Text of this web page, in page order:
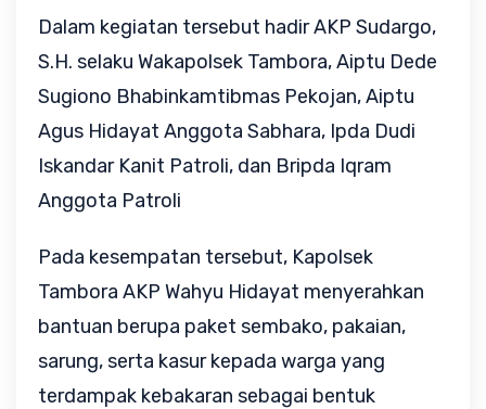
Dalam kegiatan tersebut hadir AKP Sudargo,
S.H. selaku Wakapolsek Tambora, Aiptu Dede
Sugiono Bhabinkamtibmas Pekojan, Aiptu
Agus Hidayat Anggota Sabhara, Ipda Dudi
Iskandar Kanit Patroli, dan Bripda Iqram
Anggota Patroli
Pada kesempatan tersebut, Kapolsek
Tambora AKP Wahyu Hidayat menyerahkan
bantuan berupa paket sembako, pakaian,
sarung, serta kasur kepada warga yang
terdampak kebakaran sebagai bentuk